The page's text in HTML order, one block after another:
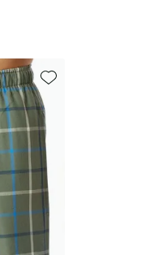
Toevoegen aan favorieten